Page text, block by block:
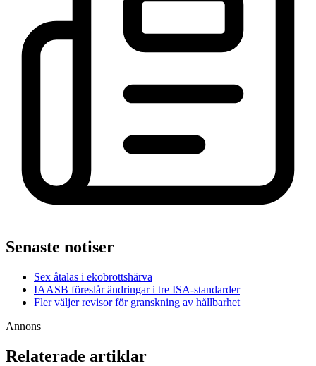
Senaste notiser
Sex åtalas i ekobrottshärva
IAASB föreslår ändringar i tre ISA-standarder
Fler väljer revisor för granskning av hållbarhet
Annons
Relaterade artiklar